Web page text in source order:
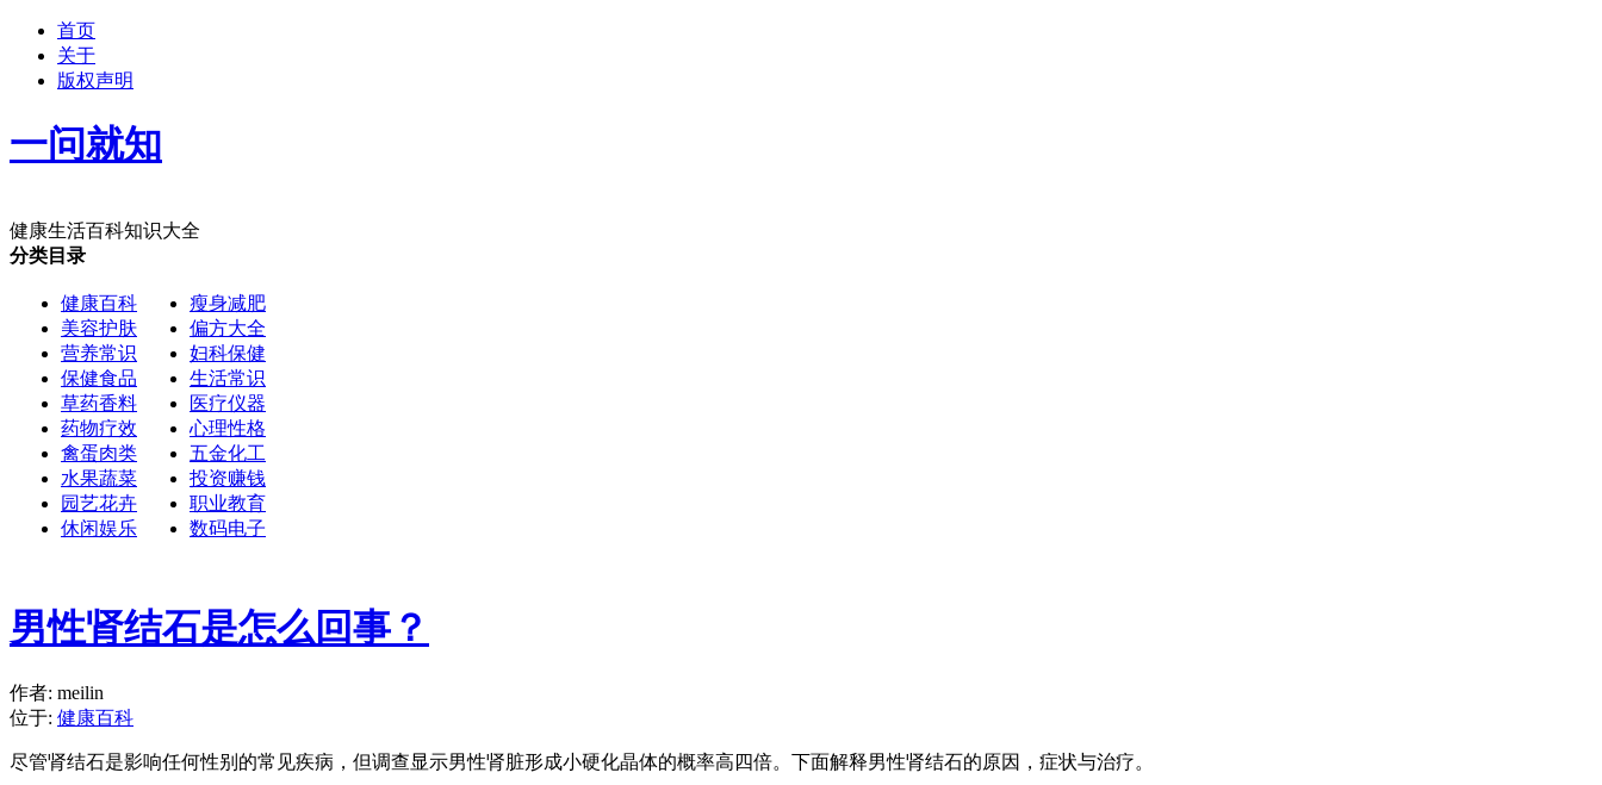
首页
关于
版权声明
一问就知
健康生活百科知识大全
分类目录
健康百科
美容护肤
营养常识
保健食品
草药香料
药物疗效
禽蛋肉类
水果蔬菜
园艺花卉
休闲娱乐
瘦身减肥
偏方大全
妇科保健
生活常识
医疗仪器
心理性格
五金化工
投资赚钱
职业教育
数码电子
男性肾结石是怎么回事？
作者: meilin
位于: 健康百科
尽管肾结石是影响任何性别的常见疾病，但调查显示男性肾脏形成小硬化晶体的概率高四倍。下面解释男性肾结石的原因，症状与治疗。